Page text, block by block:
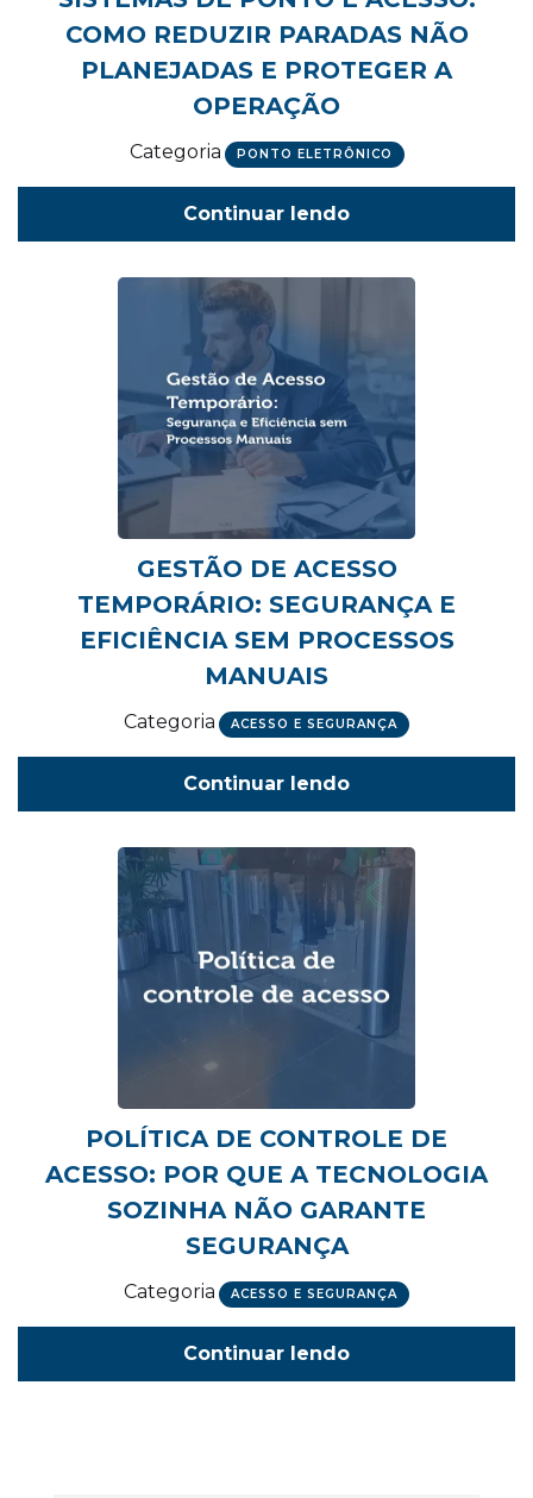
COMO REDUZIR PARADAS NÃO
PLANEJADAS E PROTEGER A
OPERAÇÃO
Categoria PONTO ELETRÔNICO
Continuar lendo
GESTÃO DE ACESSO
TEMPORÁRIO: SEGURANÇA E
EFICIÊNCIA SEM PROCESSOS
MANUAIS
Categoria ACESSO E SEGURANÇA
Continuar lendo
POLÍTICA DE CONTROLE DE
ACESSO: POR QUE A TECNOLOGIA
SOZINHA NÃO GARANTE
SEGURANÇA
Categoria ACESSO E SEGURANÇA
Continuar lendo